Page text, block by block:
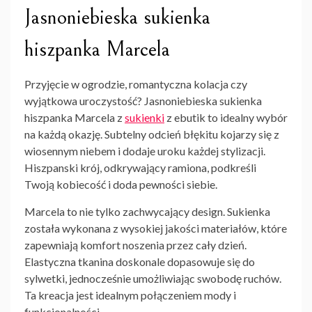
Jasnoniebieska sukienka
hiszpanka Marcela
Przyjęcie w ogrodzie, romantyczna kolacja czy
wyjątkowa uroczystość? Jasnoniebieska sukienka
hiszpanka Marcela zsukienki z ebutik to idealny wybór
na każdą okazję. Subtelny odcień błękitu kojarzy się z
wiosennym niebem i dodaje uroku każdej stylizacji.
Hiszpanski krój, odkrywający ramiona, podkreśli
Twoją kobiecość i doda pewności siebie.
Marcela to nie tylko zachwycający design. Sukienka
została wykonana z wysokiej jakości materiałów, które
zapewniają komfort noszenia przez cały dzień.
Elastyczna tkanina doskonale dopasowuje się do
sylwetki, jednocześnie umożliwiając swobodę ruchów.
Ta kreacja jest idealnym połączeniem mody i